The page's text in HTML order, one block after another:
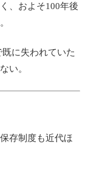
、およそ100年後
に失われていた
い。
存制度も近代ほ